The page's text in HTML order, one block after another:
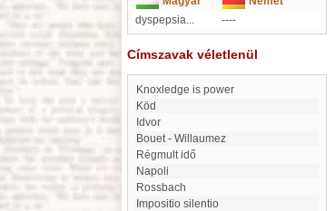
dyspepsia...
----
Címszavak véletlenül
Knoxledge is power
Köd
Idvor
Bouet - Willaumez
Régmult idő
Napoli
Rossbach
Impositio silentio